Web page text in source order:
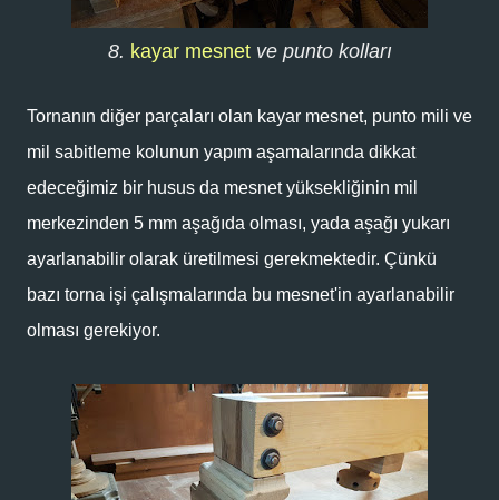
8. kayar mesnetve punto kolları
Tornanın diğer parçaları olan kayar mesnet, punto mili ve
mil sabitleme kolunun yapım aşamalarında dikkat
edeceğimiz bir husus da mesnet yüksekliğinin mil
merkezinden 5 mm aşağıda olması, yada aşağı yukarı
ayarlanabilir olarak üretilmesi gerekmektedir. Çünkü
bazı torna işi çalışmalarında bu mesnet'in ayarlanabilir
olması gerekiyor.